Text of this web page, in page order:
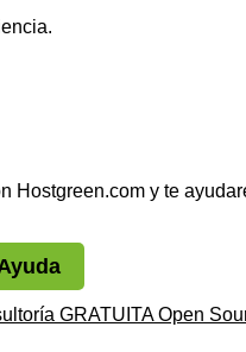
Hostgreen.com y te
GRATUITA Open